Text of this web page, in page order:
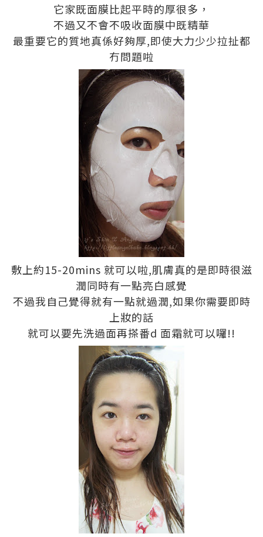
它家既面膜比起平時的厚很多，
不過又不會不吸收面膜中既精華
最重要它的質地真係好夠厚,即使大力少少拉扯都
冇問題啦
敷上約15-20mins 就可以啦,肌膚真的是即時很滋
潤同時有一點亮白感覺
不過我自己覺得就有一點就過潤,如果你需要即時
上妝的話
就可以要先洗過面再搽番d 面霜就可以囉!!